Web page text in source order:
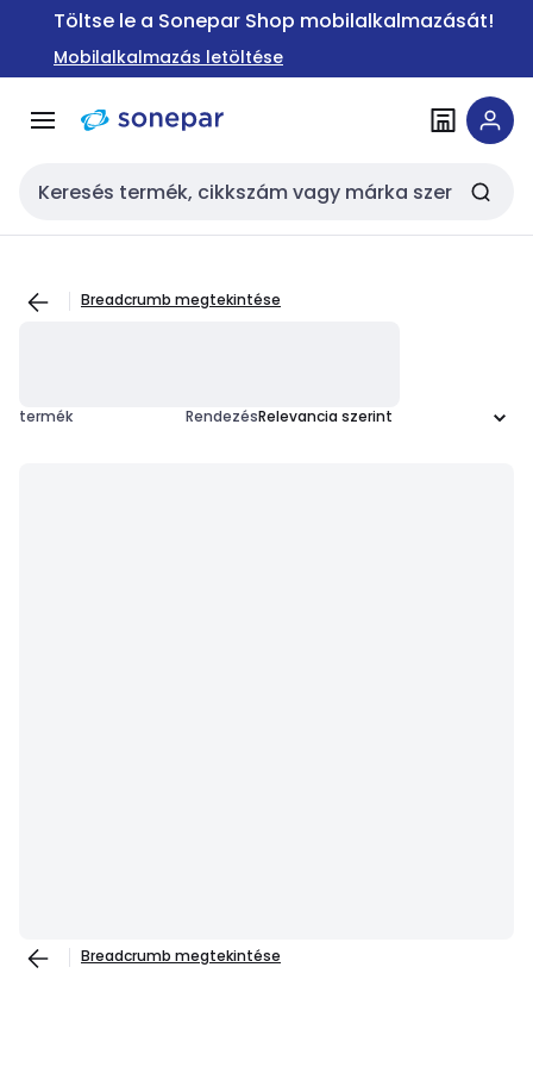
Ugrás a
Ugrás a
tartalomra
Töltse le a Sonepar Shop mobilalkalmazását!
Mobilalkalmazás letöltése
Keresési bemenet
Breadcrumb megtekintése
termék Rendezés
Breadcrumb megtekintése